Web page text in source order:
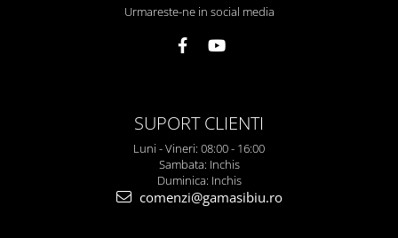
Urmareste-ne in social media
SUPORT CLIENTI
Luni - Vineri: 08:00 - 16:00
Sambata: Inchis
Duminica: Inchis
comenzi@gamasibiu.ro